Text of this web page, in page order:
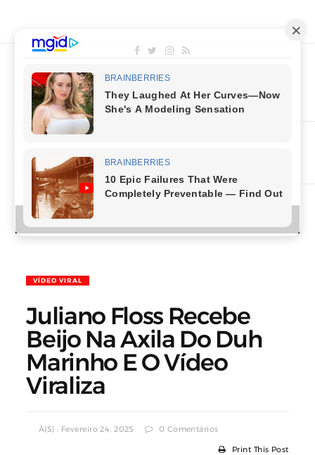
MENU
VÍDEO VIRAL
Juliano Floss Recebe
Beijo Na Axila Do Duh
Marinho E O Vídeo
Viraliza
À(s) : Fevereiro 24, 2025 0 Comentários
Print This Post